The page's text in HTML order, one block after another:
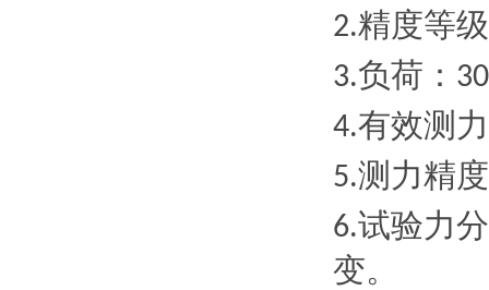
2.精度等
3.负荷：
4.有效测
5.测力精
6.试验力
变。